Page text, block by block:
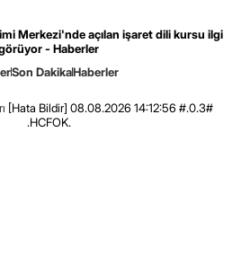
Merkezi'nde açılan işaret dili kursu ilgi
- Haberler
Son DakikaHaberler
[Hata Bildir] 08.08.2026 14:12:56 #.0.3#
.HCFOK.